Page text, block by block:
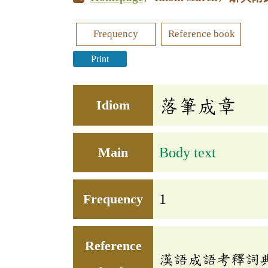
Frequency Reference book
Print
Idiom 落筆成章
Main Body text
Frequency 1
Reference
漢語成語考釋詞